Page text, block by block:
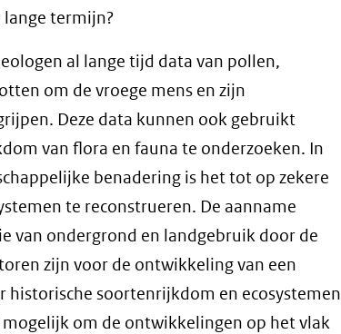
termijn?
al lange tijd data van pollen,
om de vroege mens en zijn
Deze data kunnen ook gebruikt
van flora en fauna te onderzoeken. In
benadering is het tot op zekere
te reconstrueren. De aanname
van ondergrond en landgebruik door de
zijn voor de ontwikkeling van een
historische soortenrijkdom en ecosystemen
om de ontwikkelingen op het vlak